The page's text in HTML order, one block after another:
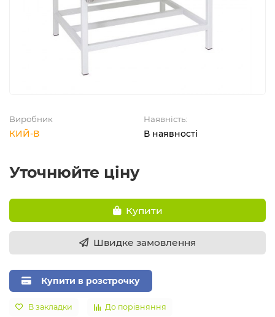
Виробник
КИЙ-В
Наявність:
В наявності
Уточнюйте ціну
Купити
Швидке замовлення
Купити в розстрочку
В закладки До порівняння